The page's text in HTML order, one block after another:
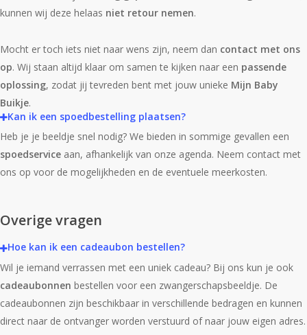
kunnen wij deze helaas niet retour nemen.
Mocht er toch iets niet naar wens zijn, neem dan contact met ons
op. Wij staan altijd klaar om samen te kijken naar een passende
oplossing, zodat jij tevreden bent met jouw unieke Mijn Baby
Buikje.
Kan ik een spoedbestelling plaatsen?
Heb je je beeldje snel nodig? We bieden in sommige gevallen een
spoedservice aan, afhankelijk van onze agenda. Neem contact met
ons op voor de mogelijkheden en de eventuele meerkosten.
Overige vragen
Hoe kan ik een cadeaubon bestellen?
Wil je iemand verrassen met een uniek cadeau? Bij ons kun je ook
cadeaubonnen bestellen voor een zwangerschapsbeeldje. De
cadeaubonnen zijn beschikbaar in verschillende bedragen en kunnen
direct naar de ontvanger worden verstuurd of naar jouw eigen adres.